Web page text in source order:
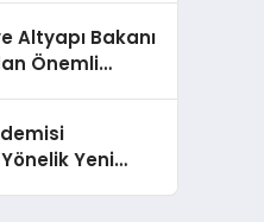
Altyapı Bakanı
Önemli
Yeni